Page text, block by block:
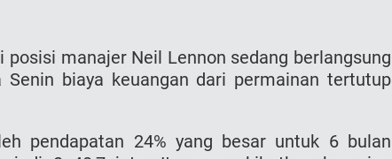
manajer Nеіl Lennon sedang berlangsung
biaya keuangan dari permainan tertutup
pendapatan 24% yang besar untuk 6 bulan